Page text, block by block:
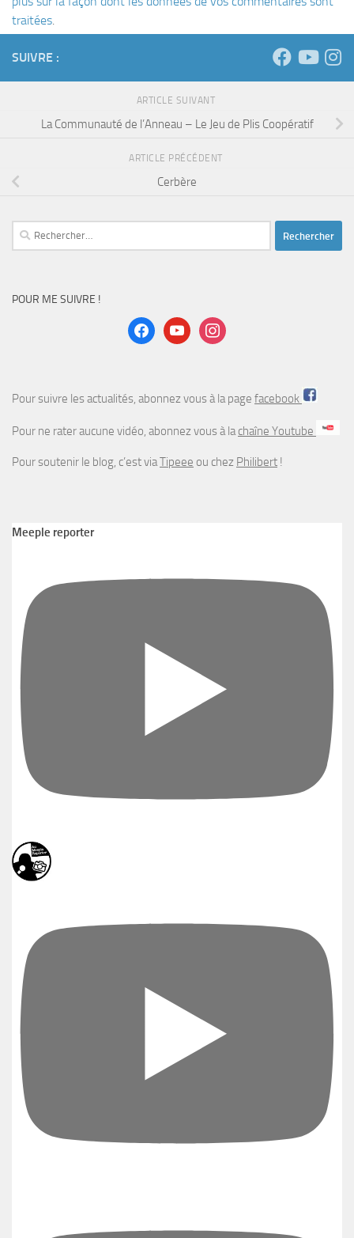
traitées.
SUIVRE :
ARTICLE SUIVANT
La Communauté de l’Anneau – Le Jeu de Plis Coopératif
ARTICLE PRÉCÉDENT
Cerbère
Rechercher :
POUR ME SUIVRE !
facebookyoutubeinstagram
Pour suivre les actualités, abonnez vous à la page facebook
Pour ne rater aucune vidéo, abonnez vous à lachaîne Youtube
Pour soutenir le blog, c’est viaTipeee ou chez Philibert !
Meeple reporter